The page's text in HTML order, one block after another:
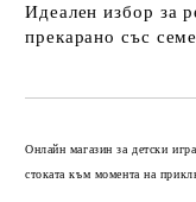
Идеален избор за
прекарано със
Онлайн магазин за детски
стоката към момента на